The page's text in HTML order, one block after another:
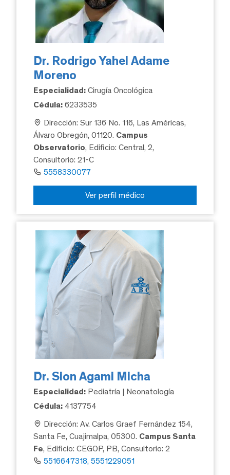
Dr. Rodrigo Yahel Adame
Moreno
Especialidad: Cirugía Oncológica
Cédula: 6233535
Dirección: Sur 136 No. 116, Las Américas,
Álvaro Obregón, 01120. Campus
Observatorio, Edificio: Central, 2,
Consultorio: 21-C
5558330077
Ver perfil médico
Dr. Sion Agami Micha
Especialidad: Pediatría | Neonatología
Cédula: 4137754
Dirección: Av. Carlos Graef Fernández 154,
Santa Fe, Cuajimalpa, 05300. Campus Santa
Fe, Edificio: CEGOP, PB, Consultorio: 2
5516647318, 5551229051